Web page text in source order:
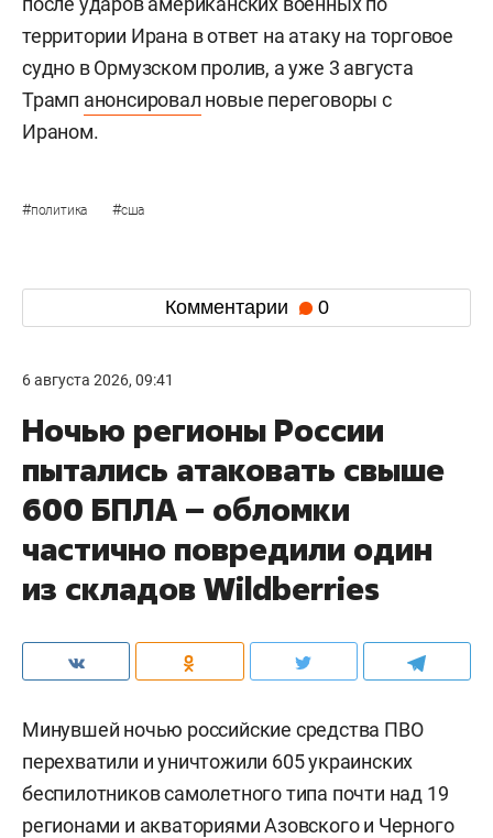
территории Ирана в ответ на атаку на торговое
судно в Ормузском пролив, а уже 3 августа
Трамп анонсировал новые переговоры с
Ираном.
#политика #сша
Комментарии 0
6 августа 2026, 09:41
Ночью регионы России
пытались атаковать свыше
600 БПЛА – обломки
частично повредили один
из складов Wildberries
Минувшей ночью российские средства ПВО
перехватили и уничтожили 605 украинских
беспилотников самолетного типа почти над 19
регионами и акваториями Азовского и Черного